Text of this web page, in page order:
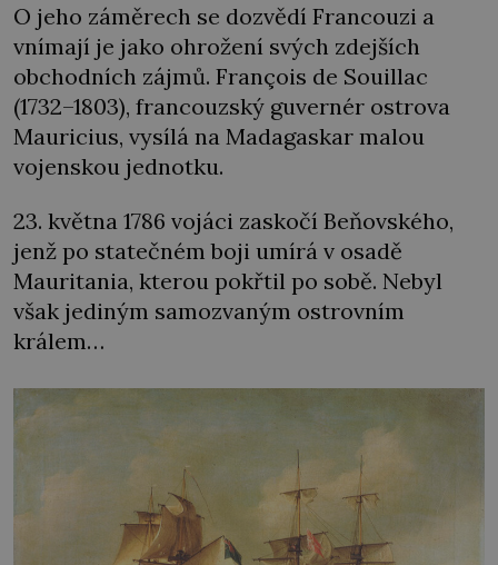
O jeho záměrech se dozvědí Francouzi a
vnímají je jako ohrožení svých zdejších
obchodních zájmů. François de Souillac
(1732–1803), francouzský guvernér ostrova
Mauricius, vysílá na Madagaskar malou
vojenskou jednotku.
23. května 1786 vojáci zaskočí Beňovského,
jenž po statečném boji umírá v osadě
Mauritania, kterou pokřtil po sobě. Nebyl
však jediným samozvaným ostrovním
králem…